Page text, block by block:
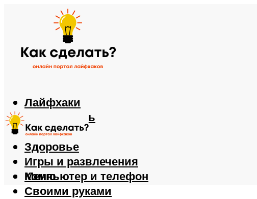
Лайфхаки
Автомобиль
Еда
Здоровье
Игры и развлечения
Компьютер и телефон
Своими руками
Меню